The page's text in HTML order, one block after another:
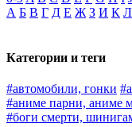
А Б В Г Д Е Ж З И К Л
Категории и теги
#автомобили, гонки
#аниме парни, аниме
#боги смерти,